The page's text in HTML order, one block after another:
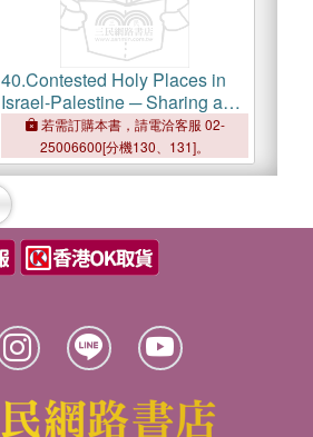
40.Contested Holy Places in
Israel-Palestine ─ Sharing and
Conflict Resolution
若需訂購本書，請電洽客服 02-
25006600[分機130、131]。